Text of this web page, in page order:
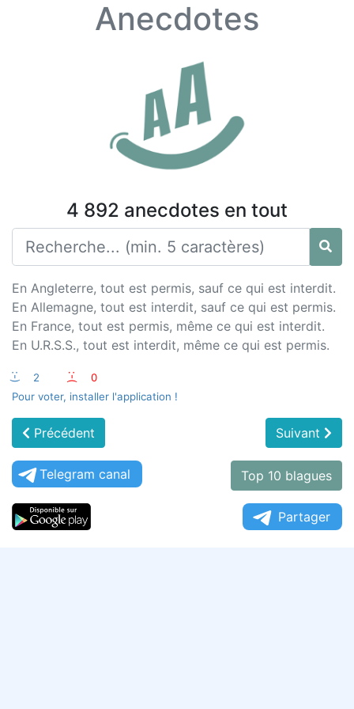
Anecdotes
4 892 anecdotes en tout
En Angleterre, tout est permis, sauf ce qui est interdit.
En Allemagne, tout est interdit, sauf ce qui est permis.
En France, tout est permis, même ce qui est interdit.
En U.R.S.S., tout est interdit, même ce qui est permis.
:-) 2 :-(
0
Pour voter, installer l'application !
Précédent Suivant
Telegram canal Top 10 blagues
Partager